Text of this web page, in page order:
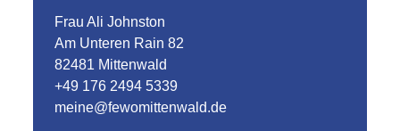
Frau Ali Johnston
Am Unteren Rain 82
82481 Mittenwald
+49 176 2494 5339
meine@fewomittenwald.de